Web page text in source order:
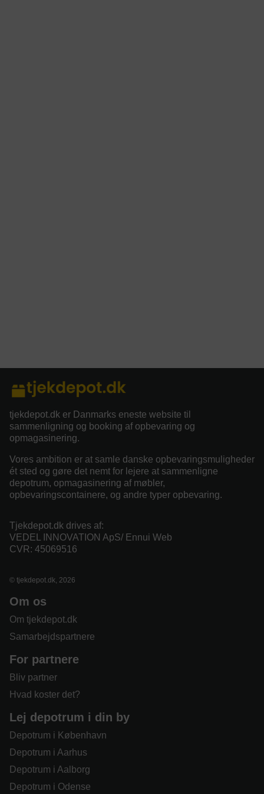
tjekdepot.dk er Danmarks eneste website til
sammenligning og booking af opbevaring og
opmagasinering.
Vores ambition er at samle danske opbevaringsmuligheder
ét sted og gøre det nemt for lejere at sammenligne
depotrum, opmagasinering af møbler,
opbevaringscontainere, og andre typer opbevaring.
Tjekdepot.dk drives af:
VEDEL INNOVATION ApS/ Ennui Web
CVR: 45069516
© tjekdepot.dk, 2026
Om os
Om tjekdepot.dk
Samarbejdspartnere
For partnere
Bliv partner
Hvad koster det?
Lej depotrum i din by
Depotrum i København
Depotrum i Aarhus
Depotrum i Aalborg
Depotrum i Odense